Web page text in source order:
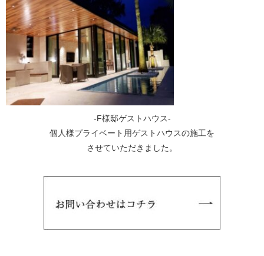
-F様邸ゲストハウス-
個人様プライベート用ゲストハウスの施工を
させていただきました。